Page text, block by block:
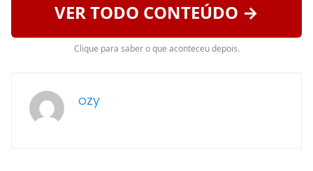
VER TODO CONTEÚDO →
Clique para saber o que aconteceu depois.
ozy